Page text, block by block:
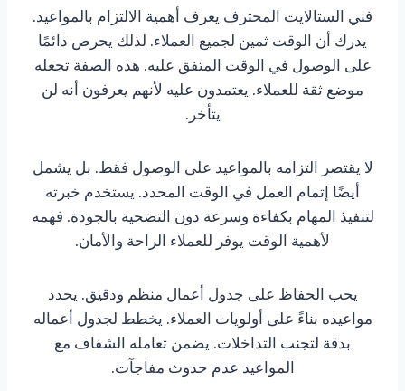
فني الستالايت المحترف يعرف أهمية الالتزام بالمواعيد.
يدرك أن الوقت ثمين لجميع العملاء. لذلك يحرص دائمًا
على الوصول في الوقت المتفق عليه. هذه الصفة تجعله
موضع ثقة للعملاء. يعتمدون عليه لأنهم يعرفون أنه لن
يتأخر.
لا يقتصر التزامه بالمواعيد على الوصول فقط. بل يشمل
أيضًا إتمام العمل في الوقت المحدد. يستخدم خبرته
لتنفيذ المهام بكفاءة وسرعة دون التضحية بالجودة. فهمه
لأهمية الوقت يوفر للعملاء الراحة والأمان.
يحب الحفاظ على جدول أعمال منظم ودقيق. يحدد
مواعيده بناءً على أولويات العملاء. يخطط لجدول أعماله
بدقة لتجنب التداخلات. يضمن تعامله الشفاف مع
المواعيد عدم حدوث مفاجآت.